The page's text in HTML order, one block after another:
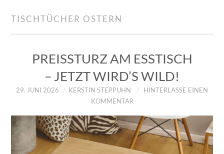
ÜBER UNS
ZUM SHOP
DATENSCHUTZERKLÄRUNG
TISCHTÜCHER OSTERN
PREISSTURZ AM ESSTISCH
– JETZT WIRD’S WILD!
29. JUNI 2026 KERSTIN STEPPUHN
HINTERLASSE EINEN
KOMMENTAR